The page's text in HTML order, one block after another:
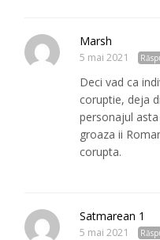
Marsh
5 mai 2021
Deci vad ca
coruptie, deja
personajul
groaza ii
corupta.
Satmarean 1
5 mai 2021